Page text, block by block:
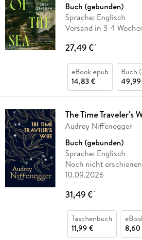
Buch (gebunden)
Sprache: Englisch
Versand in 3-4
27,49 €*
eBook epub
14,83 €
Buch
The Time Traveler's
Audrey Niffenegger
Buch (gebunden)
Sprache: Englisch
Noch nicht erschienen
10.09.2026
31,49 €*
Taschenbuch
11,99 €